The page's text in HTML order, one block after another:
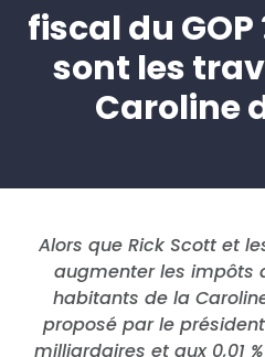
fiscal du GOP
sont les
Caroline
Alors que Rick Scott et
augmenter les impôts
habitants de la
proposé par le
milliardaires et aux 0,01